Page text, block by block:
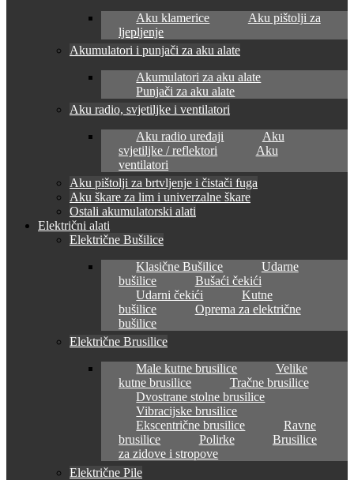
Aku klamerice
Aku pištolji za
ljepljenje
Akumulatori i punjači za aku alate
Akumulatori za aku alate
Punjači za aku alate
Aku radio, svjetiljke i ventilatori
Aku radio uređaji
Aku
svjetiljke / reflektori
Aku
ventilatori
Aku pištolji za brtvljenje i čistači fuga
Aku škare za lim i univerzalne škare
Ostali akumulatorski alati
Električni alati
Električne Bušilice
Klasične Bušilice
Udarne
bušilice
Bušaći čekići
Udarni čekići
Kutne
bušilice
Oprema za električne
bušilice
Električne Brusilice
Male kutne brusilice
Velike
kutne brusilice
Tračne brusilice
Dvostrane stolne brusilice
Vibracijske brusilice
Ekscentrične brusilice
Ravne
brusilice
Polirke
Brusilice
za zidove i stropove
Električne Pile